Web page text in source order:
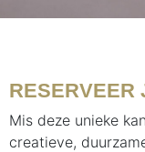
RESERVEER
Mis deze unieke
creatieve,